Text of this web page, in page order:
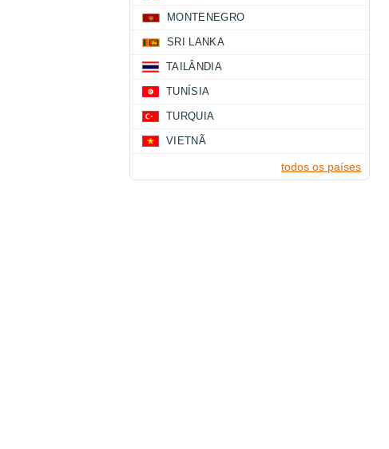
MONTENEGRO
SRI LANKA
TAILÂNDIA
TUNÍSIA
TURQUIA
VIETNÃ
todos os países